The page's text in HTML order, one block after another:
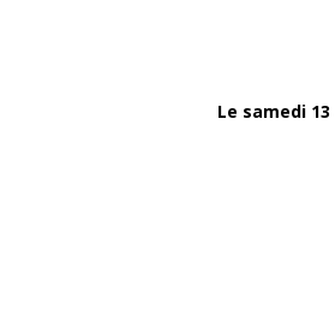
Le samedi